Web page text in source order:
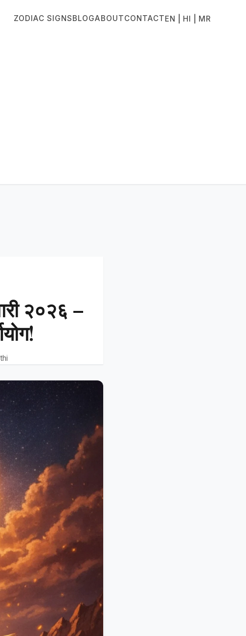
ZODIAC SIGNSBLOGABOUTCONTACTEN HI MR
२०२६ –